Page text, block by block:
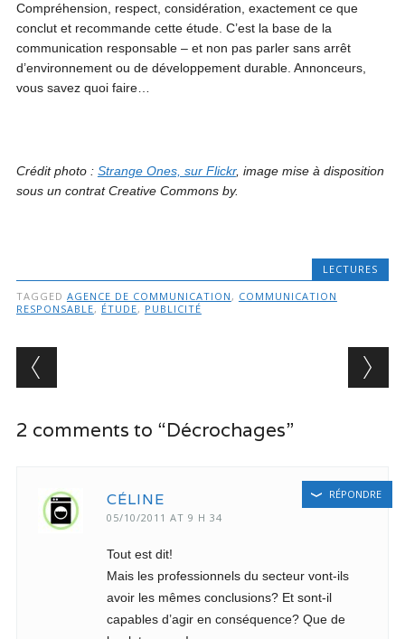
Compréhension, respect, considération, exactement ce que
conclut et recommande cette étude. C’est la base de la
communication responsable – et non pas parler sans arrêt
d’environnement ou de développement durable. Annonceurs,
vous savez quoi faire…
Crédit photo : Strange Ones, sur Flickr, image mise à disposition
sous un contrat Creative Commons by.
LECTURES
TAGGED AGENCE DE COMMUNICATION , COMMUNICATION
RESPONSABLE, ÉTUDE, PUBLICITÉ
Post navigation
2 comments to “Décrochages”
CÉLINE
05/10/2011 AT 9 H 34
Tout est dit!
Mais les professionnels du secteur vont-ils
avoir les mêmes conclusions? Et sont-il
capables d’agir en conséquence? Que de
RÉPONDRE